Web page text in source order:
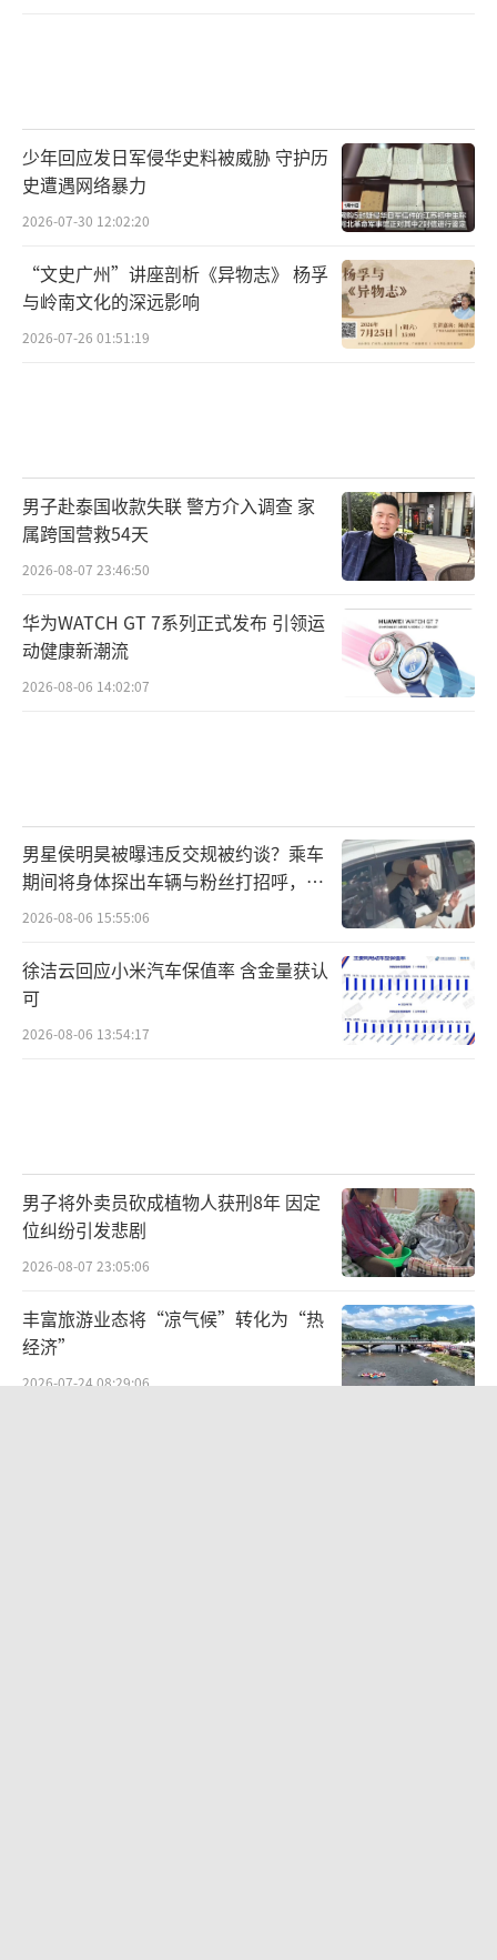
少年回应发日军侵华史料被威胁 守护历
史遭遇网络暴力
2026-07-30 12:02:20
“文史广州”讲座剖析《异物志》 杨孚
与岭南文化的深远影响
2026-07-26 01:51:19
男子赴泰国收款失联 警方介入调查 家
属跨国营救54天
2026-08-07 23:46:50
华为WATCH GT 7系列正式发布 引领运
动健康新潮流
2026-08-06 14:02:07
男星侯明昊被曝违反交规被约谈？乘车
期间将身体探出车辆与粉丝打招呼，当
地交警回应
2026-08-06 15:55:06
徐洁云回应小米汽车保值率 含金量获认
可
2026-08-06 13:54:17
男子将外卖员砍成植物人获刑8年 因定
位纠纷引发悲剧
2026-08-07 23:05:06
丰富旅游业态将“凉气候”转化为“热
经济”
2026-07-24 08:29:06